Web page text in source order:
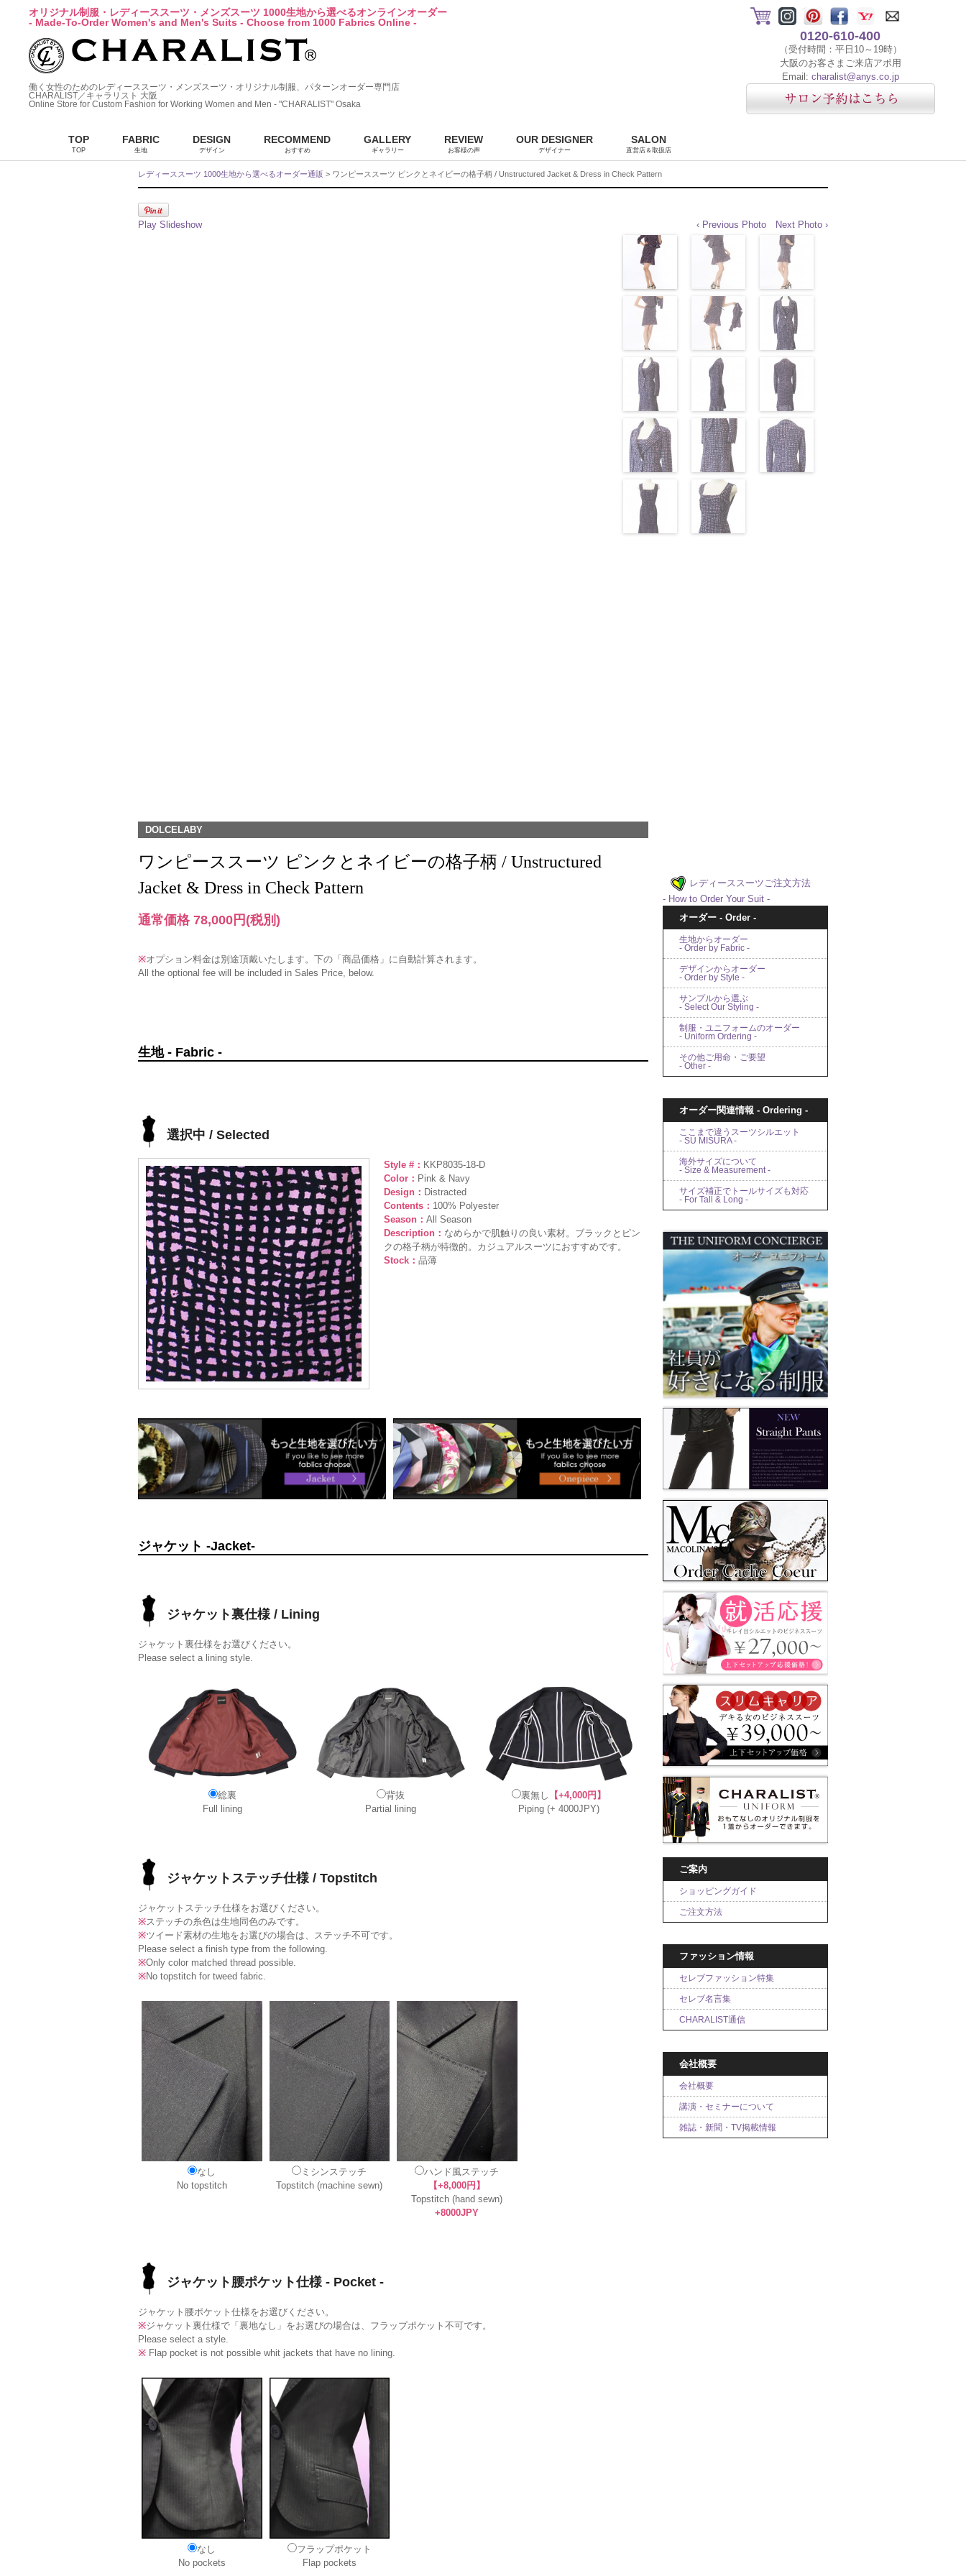
オリジナル制服・レディーススーツ・メンズスーツ 1000生地から選べるオンラインオーダー
- Made-To-Order Women's and Men's Suits - Choose from 1000 Fabrics Online -
働く女性のためのレディーススーツ・メンズスーツ・オリジナル制服、パターンオーダー専門店
CHARALIST／キャラリスト 大阪
Online Store for Custom Fashion for Working Women and Men - "CHARALIST" Osaka
0120-610-400
（受付時間：平日10～19時）
大阪のお客さまご来店アポ用
Email: charalist@anys.co.jp
TOP
TOP
FABRIC
生地
DESIGN
デザイン
RECOMMEND
おすすめ
GALLERY
ギャラリー
REVIEW
お客様の声
OUR DESIGNER
デザイナー
SALON
直営店＆取扱店
レディーススーツ 1000生地から選べるオーダー通販 > ワンピーススーツ ピンクとネイビーの格子柄 / Unstructured Jacket & Dress in Check Pattern
Play Slideshow ‹ Previous Photo Next Photo ›
DOLCELABY
ワンピーススーツ ピンクとネイビーの格子柄 / Unstructured
Jacket & Dress in Check Pattern
通常価格 78,000円 (税別)
※オプション料金は別途頂戴いたします。下の「商品価格」に自動計算されます。
All the optional fee will be included in Sales Price, below.
生地 - Fabric -
選択中 / Selected
Style #： KKP8035-18-D
Color： Pink & Navy
Design： Distracted
Contents： 100% Polyester
Season： All Season
Description： なめらかで肌触りの良い素材。ブラックとピン
クの格子柄が特徴的。カジュアルスーツにおすすめです。
Stock： 品薄
ジャケット -Jacket-
ジャケット裏仕様 / Lining
ジャケット裏仕様をお選びください。
Please select a lining style.
総裏
Full lining
背抜
Partial lining
裏無し
【+4,000円】
Piping (+ 4000JPY)
ジャケットステッチ仕様 / Topstitch
ジャケットステッチ仕様をお選びください。
※ステッチの糸色は生地同色のみです。
※ツイード素材の生地をお選びの場合は、ステッチ不可です。
Please select a finish type from the following.
※Only color matched thread possible.
※No topstitch for tweed fabric.
なし
No topstitch
ミシンステッチ
Topstitch (machine sewn)
ハンド風ステッチ
【+8,000円】
Topstitch (hand sewn)
+8000JPY
ジャケット腰ポケット仕様 - Pocket -
ジャケット腰ポケット仕様をお選びください。
※ジャケット裏仕様で「裏地なし」をお選びの場合は、フラップポケット不可です。
Please select a style.
※ Flap pocket is not possible whit jackets that have no lining.
なし
No pockets
フラップポケット
Flap pockets
レディーススーツご注文方法
- How to Order Your Suit -
オーダー - Order -
生地からオーダー
- Order by Fabric -
デザインからオーダー
- Order by Style -
サンプルから選ぶ
- Select Our Styling -
制服・ユニフォームのオーダー
- Uniform Ordering -
その他ご用命・ご要望
- Other -
オーダー関連情報 - Ordering -
ここまで違うスーツシルエット
- SU MISURA -
海外サイズについて
- Size & Measurement -
サイズ補正でトールサイズも対応
- For Tall & Long -
ご案内
ショッピングガイド
ご注文方法
ファッション情報
セレブファッション特集
セレブ名言集
CHARALIST通信
会社概要
会社概要
講演・セミナーについて
雑誌・新聞・TV掲載情報